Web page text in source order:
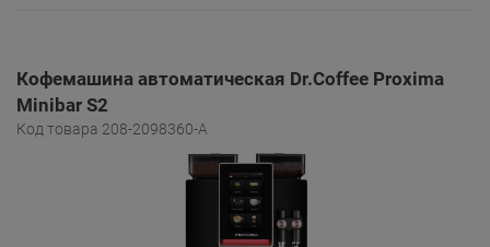
Кофемашина автоматическая Dr.Coffee Proxima
Minibar S2
Код товара 208-2098360-A